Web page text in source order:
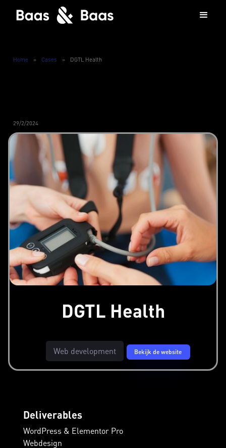
Home » Cases » DGTL Health
29/2/2024
DGTL Health
Web development Bekijk de website
Deliverables
WordPress & Elementor Pro
Webdesign